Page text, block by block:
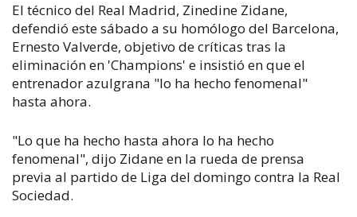
El técnico del Real Madrid, Zinedine Zidane,
defendió este sábado a su homólogo del Barcelona,
Ernesto Valverde, objetivo de críticas tras la
eliminación en 'Champions' e insistió en que el
entrenador azulgrana "lo ha hecho fenomenal"
hasta ahora.
"Lo que ha hecho hasta ahora lo ha hecho
fenomenal", dijo Zidane en la rueda de prensa
previa al partido de Liga del domingo contra la Real
Sociedad.